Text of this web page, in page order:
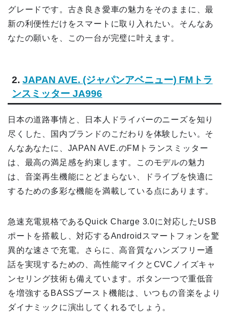
グレードです。古き良き愛車の魅力をそのままに、最
新の利便性だけをスマートに取り入れたい。そんなあ
なたの願いを、この一台が完璧に叶えます。
2. JAPAN AVE. (ジャパンアベニュー) FMトラ
ンスミッター JA996
日本の道路事情と、日本人ドライバーのニーズを知り
尽くした、国内ブランドのこだわりを体験したい。そ
んなあなたに、JAPAN AVE.のFMトランスミッター
は、最高の満足感を約束します。このモデルの魅力
は、音楽再生機能にとどまらない、ドライブを快適に
するための多彩な機能を満載している点にあります。
急速充電規格であるQuick Charge 3.0に対応したUSB
ポートを搭載し、対応するAndroidスマートフォンを驚
異的な速さで充電。さらに、高音質なハンズフリー通
話を実現するための、高性能マイクとCVCノイズキャ
ンセリング技術も備えています。ボタン一つで重低音
を増強するBASSブースト機能は、いつもの音楽をより
ダイナミックに演出してくれるでしょう。